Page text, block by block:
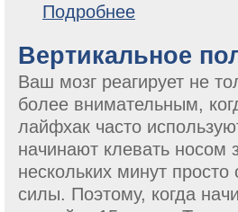
Подробнее
Вертикальное
Ваш мозг реагирует не
более внимательным,
лайфхак часто
начинают клевать
нескольких минут
силы. Поэтому, когда